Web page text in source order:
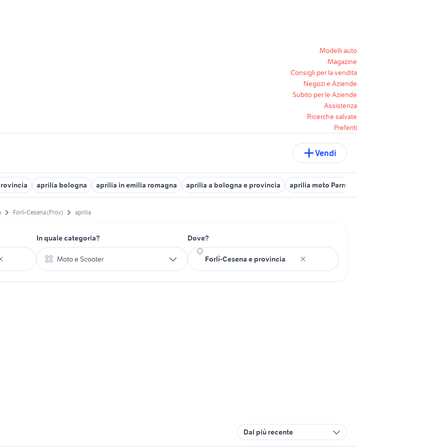
Modelli auto
Magazine
Consigli per la vendita
Negozi e Aziende
Subito per le Aziende
Assistenza
Ricerche salvate
Preferiti
Vendi
aprilia bologna aprilia in emilia romagna aprilia a bologna e provincia aprilia moto Parma provincia
Forlì-Cesena (Prov) aprilia
In quale categoria?
Moto e Scooter
Dove?
Dal più recente